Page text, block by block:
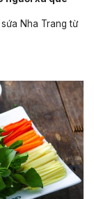
Nha Trang từ